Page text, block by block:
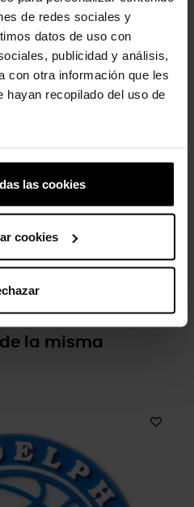
de redes sociales y
datos de uso con
publicidad y análisis,
con otra información que les
hayan recopilado del uso de
las cookies
cookies
Harry Potter
4,99 € 3,99 €
la misma